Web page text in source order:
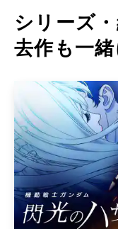
シリーズ
去作も一緒